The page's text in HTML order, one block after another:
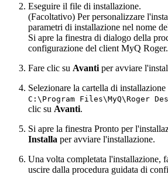
Eseguire il file di installazione.
(Facoltativo) Per personalizzare
parametri di installazione nel nome
Si apre la finestra di dialogo della
configurazione del client MyQ Roger.
Fare clic su Avanti per avviare
Selezionare la cartella di
C:\Program Files\MyQ\Roger
clic su Avanti.
Si apre la finestra Pronto per
Installa per avviare l'installazione.
Una volta completata l'installazione,
uscire dalla procedura guidata di